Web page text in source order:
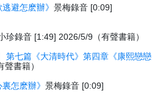
逃避怎麽辦》景梅錄音 [0:09]
珍錄音 [1:49] 2026/5/9（有聲書籍）
第七篇《大清時代》第四章《康熙戀戀
書籍）
裏怎麽辦》景梅錄音 [0:09]